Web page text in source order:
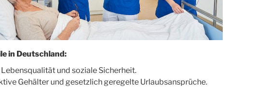
in Deutschland:
und soziale Sicherheit.
Gehälter und gesetzlich geregelte Urlaubsansprüche.